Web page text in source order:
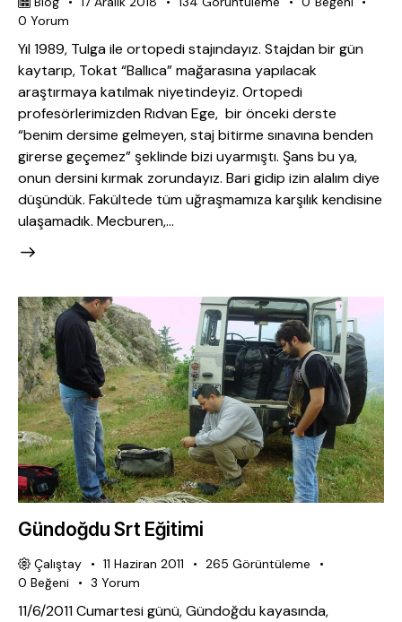
0 Yorum
Yıl 1989, Tulga ile ortopedi stajındayız. Stajdan bir gün
kaytarıp, Tokat “Ballıca” mağarasına yapılacak
araştırmaya katılmak niyetindeyiz. Ortopedi
profesörlerimizden Rıdvan Ege, bir önceki derste
“benim dersime gelmeyen, staj bitirme sınavına benden
girerse geçemez” şeklinde bizi uyarmıştı. Şans bu ya,
onun dersini kırmak zorundayız. Bari gidip izin alalım diye
düşündük. Fakültede tüm uğraşmamıza karşılık kendisine
ulaşamadık. Mecburen,…
Gündoğdu Srt Eğitimi
Çalıştay 11 Haziran 2011 265 Görüntüleme
0 Beğeni 3 Yorum
11/6/2011 Cumartesi günü, Gündoğdu kayasında,